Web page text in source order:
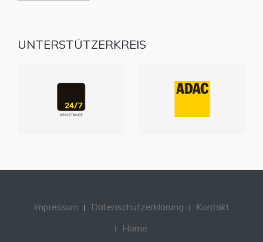
UNTERSTÜTZERKREIS
Impressum Datenschutzerklärung
Kontakt
Home